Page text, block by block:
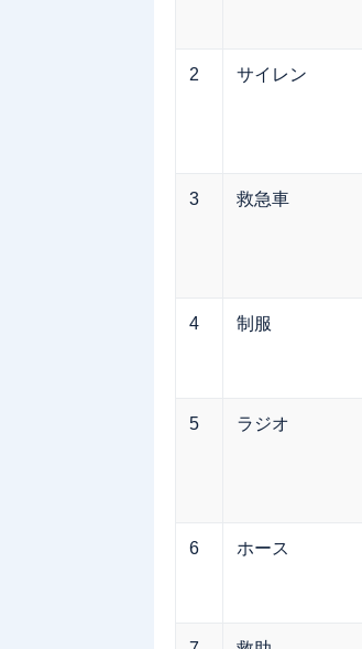
2 サイレン
3 救急車
4 制服
5 ラジオ
6 ホース